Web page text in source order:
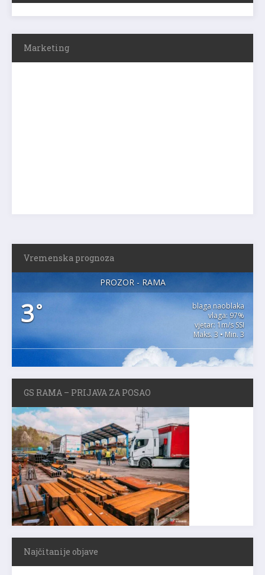
Marketing
Vremenska prognoza
PROZOR - RAMA
3°
blaga naoblaka
vlaga: 97%
vjetar: 1m/s SSI
Maks. 3 • Min. 3
GS RAMA – PRIJAVA ZA POSAO
Najčitanije objave